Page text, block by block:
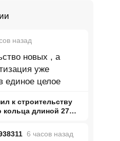
назад
новых , а
уже
единое целое
к строительству
кольца длиной 27
6 часов назад